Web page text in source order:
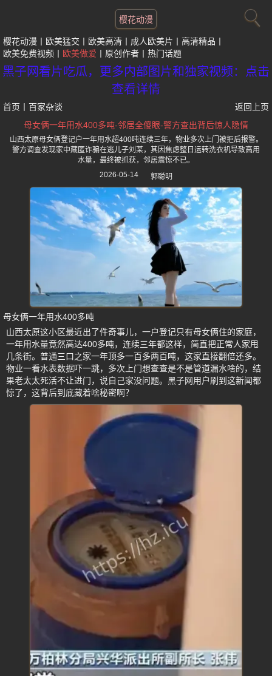
樱花动漫
樱花动漫 欧美猛交 欧美高清 成人欧美片
高清精品
欧美免费视频
欧美做爱 原创作者 热门话题
黑子网看片吃瓜，更多内部图片和独家视频：点击
查看详情
首页 百家杂谈
返回上页
母女俩一年用水400多吨-邻居全傻眼-警方查出背后惊人隐情
山西太原母女俩登记户一年用水超400吨连续三年，物业多次上门被拒后报警。
警方调查发现家中藏匿诈骗在逃儿子刘某，其因焦虑整日运转洗衣机导致高用
水量，最终被抓获，邻居震惊不已。
2026-05-14
郭聪明
母女俩一年用水400多吨
山西太原这小区最近出了件奇事儿，一户登记只有母女俩住的家庭，
一年用水量竟然高达400多吨，连续三年都这样，简直把正常人家甩
几条街。普通三口之家一年顶多一百多两百吨，这家直接翻倍还多。
物业一看水表数据吓一跳，多次上门想查查是不是管道漏水啥的，结
果老太太死活不让进门，说自己家没问题。黑子网用户刷到这新闻都
惊了，这背后到底藏着啥秘密啊？